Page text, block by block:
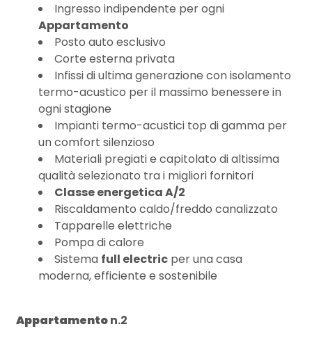
Ingresso indipendente per ogni
Appartamento
Posto auto esclusivo
Corte esterna privata
Infissi di ultima generazione con isolamento
termo-acustico per il massimo benessere in
ogni stagione
Impianti termo-acustici top di gamma per
un comfort silenzioso
Materiali pregiati e capitolato di altissima
qualità selezionato tra i migliori fornitori
Classe energetica A/2
Riscaldamento caldo/freddo canalizzato
Tapparelle elettriche
Pompa di calore
Sistema full electric per una casa
moderna, efficiente e sostenibile
Appartamenton.2
Bagni
minimi
Qualsiasi